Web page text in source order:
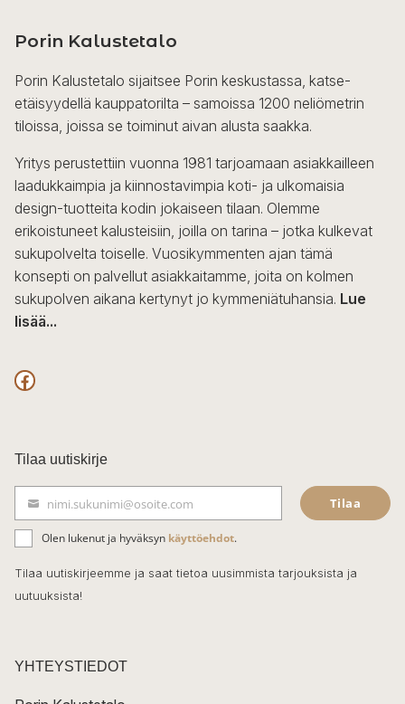
Porin Kalustetalo
Porin Kalustetalo sijaitsee Porin keskustassa, katse-
etäisyydellä kauppatorilta – samoissa 1200 neliömetrin
tiloissa, joissa se toiminut aivan alusta saakka.
Yritys perustettiin vuonna 1981 tarjoamaan asiakkailleen
laadukkaimpia ja kiinnostavimpia koti- ja ulkomaisia
design-tuotteita kodin jokaiseen tilaan. Olemme
erikoistuneet kalusteisiin, joilla on tarina – jotka kulkevat
sukupolvelta toiselle. Vuosikymmenten ajan tämä
konsepti on palvellut asiakkaitamme, joita on kolmen
sukupolven aikana kertynyt jo kymmeniätuhansia. Lue
lisää...
F
c
e
b
o
o
k
Tilaa uutiskirje
ä
h
k
t
nimi.sukunimi@osoite.com Tilaa
Olen lukenut ja hyväksyn käyttöehdot.
Tilaa uutiskirjeemme ja saat tietoa uusimmista tarjouksista ja
uutuuksista!
YHTEYSTIEDOT